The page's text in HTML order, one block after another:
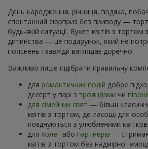
День народження, річниця, подяка,
спонтанний сюрприз без приводу — торт
будь-якій ситуації. Букет квітів з тортом
дитинства — це подарунок, який не
пояснень і завжди виглядає доречно.
Важливо лише підібрати правильну
для романтичних подій добре
десерт у парі з трояндами чи
для сімейних свят — більш
квітів з тортом, де ласощі для
поєднуються з улюбленими
для колег або партнерів —
квітів з тортом без надмірної